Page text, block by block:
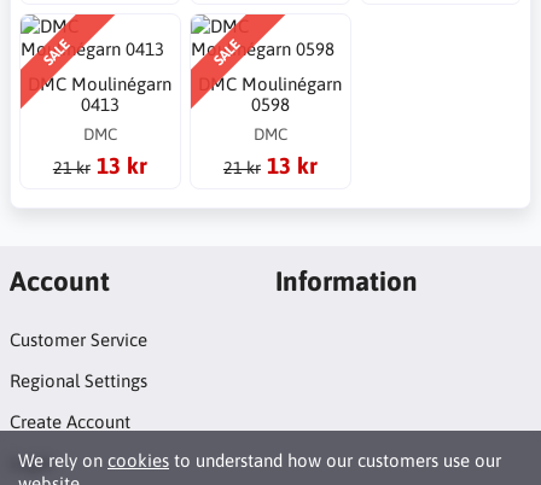
SALE
DMC Moulinégarn
0413
DMC
21 kr 13 kr
SALE
DMC Moulinégarn
0598
DMC
21 kr 13 kr
We rely on cookies to understand how our customers use our
Account
Customer Service
Regional Settings
Create Account
Login
Information